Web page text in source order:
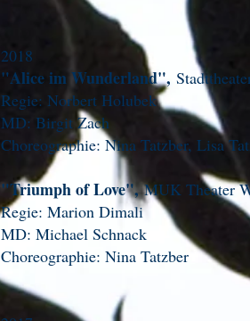
2018
"Alice im Wunderland",
Regie: Norbert Holubek
MD: Birgit Zach
Choreographie: Nina Tatzber, Lisa
"Triumph of Love",MUK Theater
Regie: Marion Dimali
MD: Michael Schnack
Choreographie: Nina Tatzber